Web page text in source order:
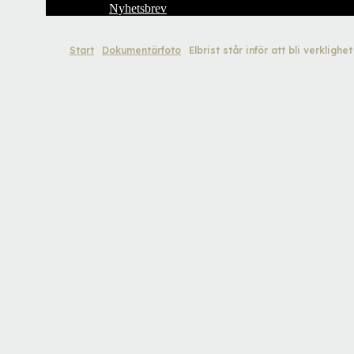
Nyhetsbrev
Start Dokumentärfoto Elbrist står inför att bli verklighet